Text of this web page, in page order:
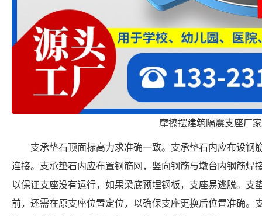
摩擦摆建筑隔震支座厂家
支承垫石顶面标高力求准确一致。支承垫石内应布设钢
连接。支承垫石内应布置钢筋网，竖向钢筋与墩台内钢筋焊
以保证支座没有运行，如果梁底预埋钢板，支座易逃脱。支
前，还需在原支座位置定位，以确保支座更换后位置准确。